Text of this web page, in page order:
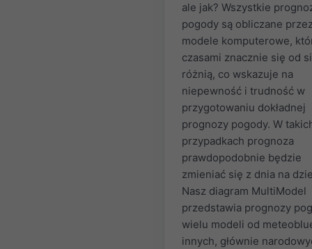
ale jak? Wszystkie
pogody są obliczane
modele komputerowe,
czasami znacznie się od
różnią, co wskazuje na
niepewność i trudność w
przygotowaniu dokładnej
prognozy pogody. W
przypadkach prognoza
prawdopodobnie będzie
zmieniać się z dnia na
Nasz diagram MultiModel
przedstawia prognozy
wielu modeli od
innych, głównie